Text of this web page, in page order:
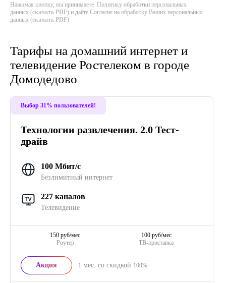
Нажимая кнопку, вы принимаете Политику обработки персональных
данных (скачать PDF) и даёте Согласие на обработку Ваших персональных
данных (скачать PDF)
Тарифы на домашний интернет и
телевидение Ростелеком в городе
Домодедово
Выбор 31% пользователей!
Технологии развлечения. 2.0 Тест-
драйв
100 Мбит/с
Безлимитный интернет
227 каналов
Телевидение
Роутер
150 руб/мес
ТВ-приставка
100 руб/мес
Акция 1 мес. со скидкой 100%